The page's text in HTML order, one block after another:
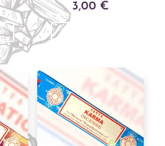
3,00 €
Ajouter au panier